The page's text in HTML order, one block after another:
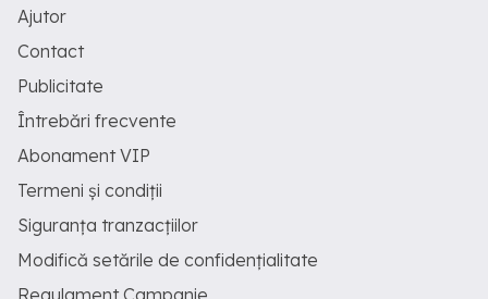
Ajutor
Contact
Publicitate
Întrebări frecvente
Abonament VIP
Termeni și condiții
Siguranța tranzacțiilor
Modifică setările de confidențialitate